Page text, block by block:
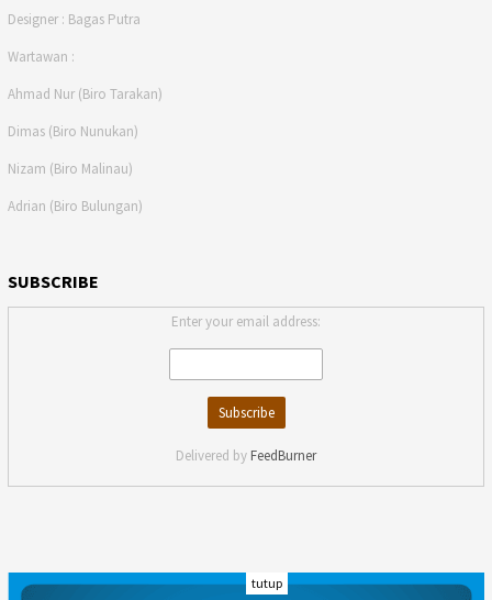
Designer : Bagas Putra
Wartawan :
Ahmad Nur (Biro Tarakan)
Dimas (Biro Nunukan)
Nizam (Biro Malinau)
Adrian (Biro Bulungan)
SUBSCRIBE
Enter your email address:
Delivered by FeedBurner
tutup